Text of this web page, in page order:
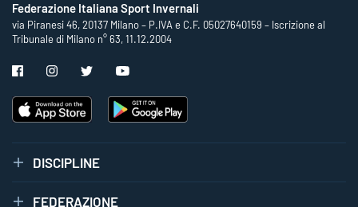
Federazione Italiana Sport Invernali
via Piranesi 46, 20137 Milano – P.IVA e C.F. 05027640159 – Iscrizione al
Tribunale di Milano n° 63, 11.12.2004
DISCIPLINE
FEDERAZIONE